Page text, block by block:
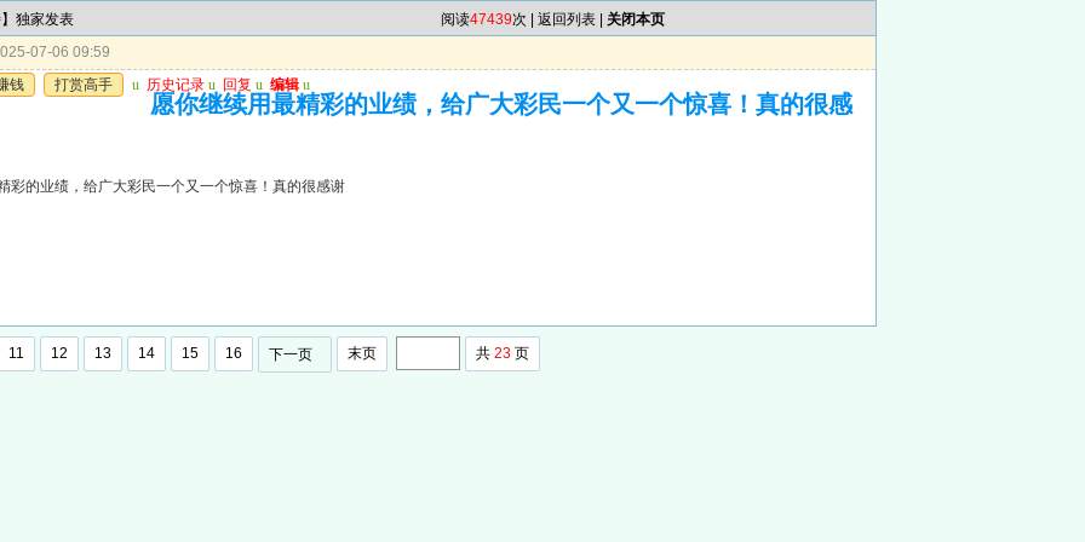
独家发表 阅读47439次 | 返回列表
关闭本页
07-06 09:59
钱
打赏高手 u 历史记录 u 回复 u 编辑 u
愿你继续用最精彩的业绩，给广大彩民一个又一个惊喜！真的很感
彩的业绩，给广大彩民一个又一个惊喜！真的很感谢
11 12 13 14 15 16 下一页 末页 共 23 页